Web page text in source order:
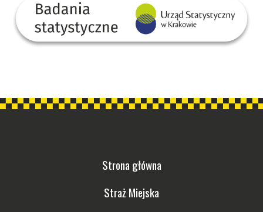
Strona główna
Straż Miejska